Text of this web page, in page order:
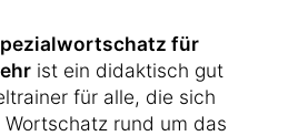
für
ist ein didaktisch gut
für alle, die sich
rund um das